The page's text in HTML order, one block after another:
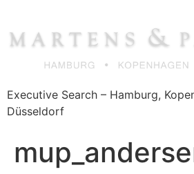
springen
Executive Search – Hamburg,
Düsseldorf